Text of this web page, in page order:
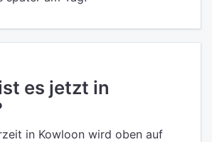
es jetzt in
in Kowloon wird oben auf